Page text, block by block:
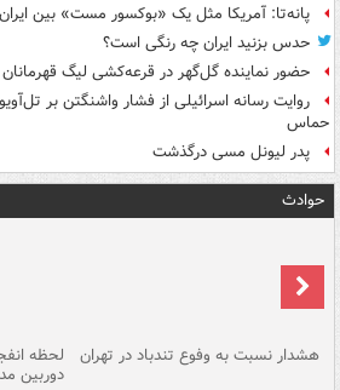
پانه‌تا: آمریکا مثل یک «بوکسور مست» بین
حدس بزنید ایران چه رنگی است؟
حضور نماینده گل‌گهر در قرعه‌کشی لیگ قهرمانان
روایت رسانه اسرائیلی از فشار واشنگتن بر
حماس
پدر لیونل مسی درگذشت
حوادث
هشدار نسبت به وفوع تندباد در تهران
دوربین